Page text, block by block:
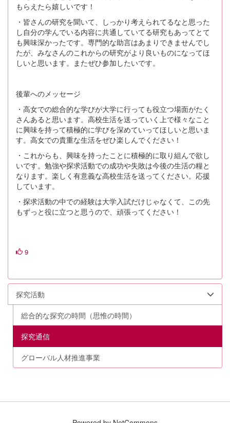
もらえたら嬉しいです！
・皆さんの研究を聞いて、しっかり考えられてるなと思った
し自分の学んでいる内容に共通していてる研究もあってとて
も興味深かったです。専門的な助言はあまりできませんでし
たが、みなさんのこれからの研究がより良いものになってほ
しいと思います。またぜひ参加したいです。
後輩へのメッセージ
・高女での総合的な学びが大学に行っても役立つ場面がたく
さんあると思います。高校生活を送っていく上で様々なこと
に興味を持って積極的に学びを深めていってほしいと思いま
す。高女での貴重な生活をぜひ楽しんでください！
・これからも、興味を持ったことに積極的に取り組んで欲し
いです。勉強や探求活動での成功や失敗は今後の生活の糧と
なります。楽しく有意義な高校生活を送ってください。応援
しています。
・探求活動の中での経験は大学入試だけじゃなくて、この先
もずっと役に立つと思うので、頑張ってください！
9
探究活動
総合的な探究の時間（思惟の時間）
探究通信
グローバル人材推進事業